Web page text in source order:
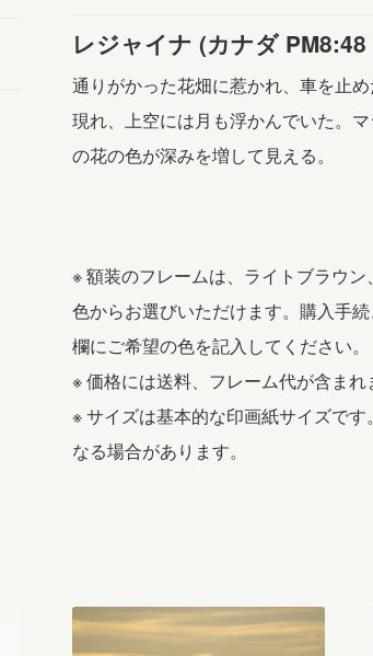
レジャイナ (カナダ
通りがかった花畑に惹かれ、車を止
現れ、上空には月も浮かんでいた。
の花の色が深みを増して見える。
※ 額装のフレームは、ライトブラウ
色からお選びいただけます。購入手
欄にご希望の色を記入してください。
※ 価格には送料、フレーム代が含まれ
※ サイズは基本的な印画紙サイズで
なる場合があります。